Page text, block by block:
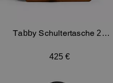
Tabby Schultertasche 20
425 €